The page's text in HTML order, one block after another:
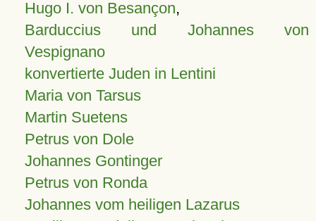
Hugo I. von Besançon,
Barduccius und Johannes von
Vespignano
konvertierte Juden in Lentini
Maria von Tarsus
Martin Suetens
Petrus von Dole
Johannes Gontinger
Petrus von Ronda
Johannes vom heiligen Lazarus